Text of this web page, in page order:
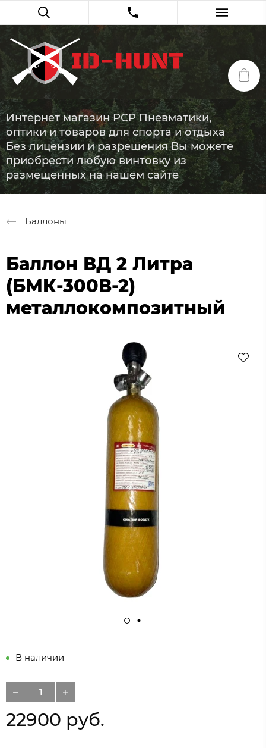
Интернет магазин PCP Пневматики,
оптики и товаров для спорта и отдыха
Без лицензии и разрешения Вы можете
приобрести любую винтовку из
размещенных на нашем сайте
Баллоны
Баллон ВД 2 Литра
(БМК-300В-2)
металлокомпозитный
В наличии
22900 руб.